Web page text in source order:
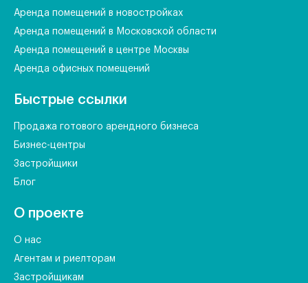
Аренда помещений в новостройках
Аренда помещений в Московской области
Аренда помещений в центре Москвы
Аренда офисных помещений
Быстрые ссылки
Продажа готового арендного бизнеса
Бизнес-центры
Застройщики
Блог
О проекте
О нас
Агентам и риелторам
Застройщикам